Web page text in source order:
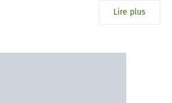
Lire plus